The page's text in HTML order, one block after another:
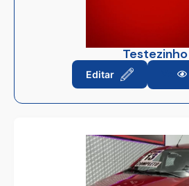
Testezinho
Editar